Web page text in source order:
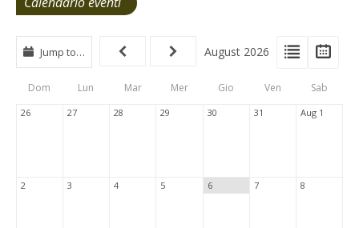
View
Type
Tabs
View
List
Jump to… August 2026
Dom Lun Mar Mer Gio Ven Sab
26 27 28 29 30 31 Aug 1
2 3 4 5 6 7 8